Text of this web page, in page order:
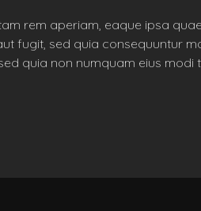
rem aperiam, eaque ipsa
fugit, sed quia consequuntur
quia non numquam eius